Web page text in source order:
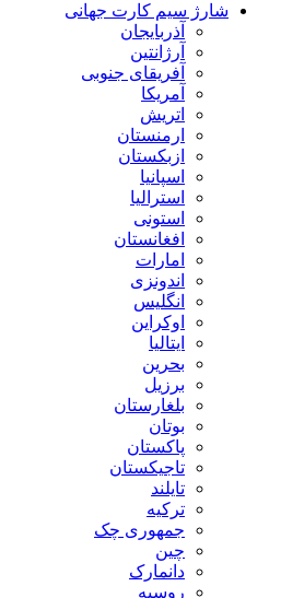
شارژ سیم کارت جهانی
آذربایجان
آرژانتین
آفریقای جنوبی
آمریکا
اتریش
ارمنستان
ازبکستان
اسپانیا
استرالیا
استونی
افغانستان
امارات
اندونزی
انگلیس
اوکراین
ایتالیا
بحرین
برزیل
بلغارستان
بوتان
پاکستان
تاجیکستان
تایلند
ترکیه
جمهوری چک
چین
دانمارک
روسیه